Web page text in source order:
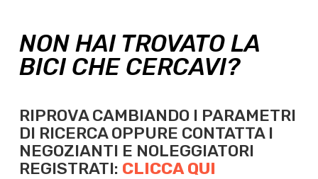
NON HAI TROVATO LA
BICI CHE CERCAVI?
RIPROVA CAMBIANDO I PARAMETRI
DI RICERCA OPPURE CONTATTA I
NEGOZIANTI E NOLEGGIATORI
REGISTRATI: CLICCA QUI